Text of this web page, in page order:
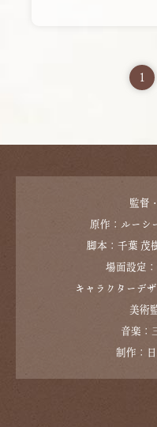
1
監督
原作：ルーシ
脚本：千葉 茂
場面設定
キャラクターデ
美術
音楽：
制作：